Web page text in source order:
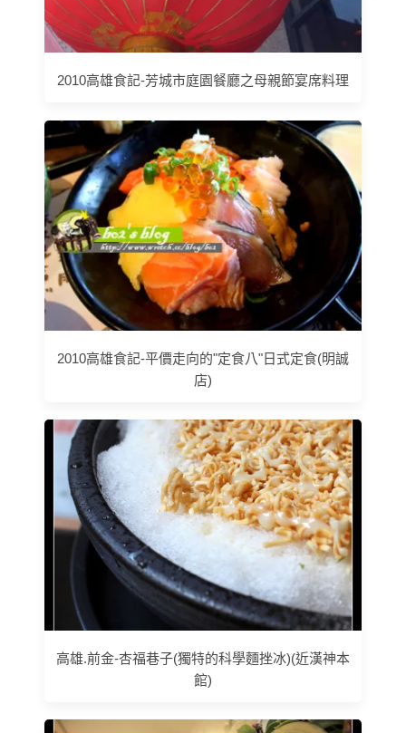
2010高雄食記-芳城市庭園餐廳之母親節宴席料理
2010高雄食記-平價走向的"定食八"日式定食(明誠
店)
高雄.前金-杏福巷子(獨特的科學麵挫冰)(近漢神本
館)